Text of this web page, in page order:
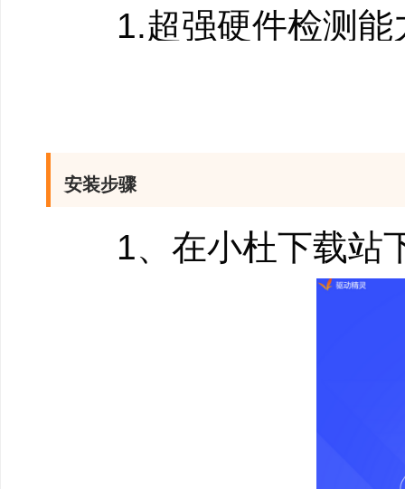
1.超强硬件检测能
适的驱动程序。还能
2.先进驱动备份技
先进的驱动备份技
序的问题，可以备份
也可以通过驱动精灵
安装步骤
1、在小杜下载站下